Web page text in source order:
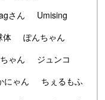
さん
Umising
体
ぽんちゃん
ゃん
ジュンコ
にゃん
ちぇるもふ